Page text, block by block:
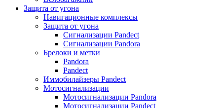
Защита от угона
Навигационные комплексы
Защита от угона
Сигнализации Pandect
Сигнализации Pandora
Брелоки и метки
Pandora
Pandect
Иммобилайзеры Pandect
Мотосигнализации
Мотосигнализации Pandora
Мотосигнализации Pandect